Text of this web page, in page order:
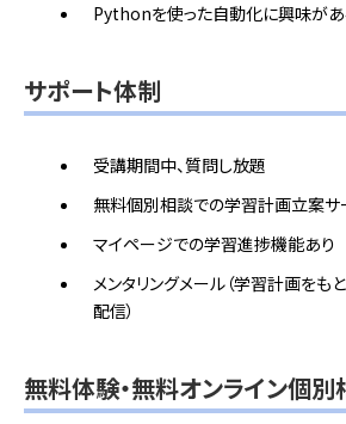
Pythonを使った自動化に興味が
サポート体制
受講期間中、質問し放題
無料個別相談での学習計画立案サ
マイページでの学習進捗機能あり
メンタリングメール（学習計画をも
配信）
無料体験・無料オンライン個別